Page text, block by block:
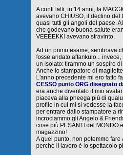
A conti fatti, in 14 anni, la
avevano CHIUSO, il declino del
quasi tutti gli angoli del paese.
che godevano buona salute
VEEEEKKI avevano stravinto.
Ad un primo esame, sembrava
fosse andato affankulo...
un isolato: tirammo un sospiro
Anche lo stampatore di
L'anno precedente mi ero fatto
CESSO punto ORG disegnato
era anche diventato il mio
piaceva alla pheega più di
profilo in cui mi si vedesse la
per entrare dallo stampatore a
incrociammo gli Angelo &
cose più PESANTI del MONDO
magazzino!
A quel punto, non potemmo
perché il lavoro è lo spettacolo